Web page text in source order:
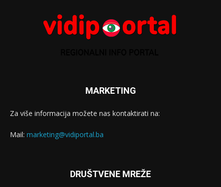
MARKETING
Za više informacija možete nas kontaktirati na:
Mail: marketing@vidiportal.ba
DRUŠTVENE MREŽE